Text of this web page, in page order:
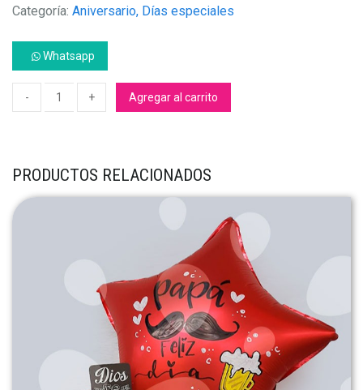
Categoría: Aniversario, Días especiales
Whatsapp
Agregar al carrito
PRODUCTOS RELACIONADOS